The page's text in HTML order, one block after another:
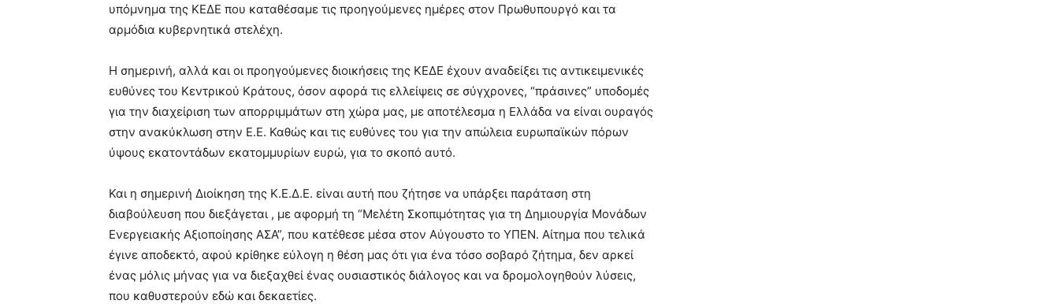
υπόμνημα της ΚΕΔΕ που καταθέσαμε τις προηγούμενες ημέρες στον Πρωθυπουργό και τα
αρμόδια κυβερνητικά στελέχη.
Η σημερινή, αλλά και οι προηγούμενες διοικήσεις της ΚΕΔΕ έχουν αναδείξει τις αντικειμενικές
ευθύνες του Κεντρικού Κράτους, όσον αφορά τις ελλείψεις σε σύγχρονες, “πράσινες” υποδομές
για την διαχείριση των απορριμμάτων στη χώρα μας, με αποτέλεσμα η Ελλάδα να είναι ουραγός
στην ανακύκλωση στην Ε.Ε. Καθώς και τις ευθύνες του για την απώλεια ευρωπαϊκών πόρων
ύψους εκατοντάδων εκατομμυρίων ευρώ, για το σκοπό αυτό.
Και η σημερινή Διοίκηση της Κ.Ε.Δ.Ε. είναι αυτή που ζήτησε να υπάρξει παράταση στη
διαβούλευση που διεξάγεται , με αφορμή τη “Μελέτη Σκοπιμότητας για τη Δημιουργία Μονάδων
Ενεργειακής Αξιοποίησης ΑΣΑ”, που κατέθεσε μέσα στον Αύγουστο το ΥΠΕΝ. Αίτημα που τελικά
έγινε αποδεκτό, αφού κρίθηκε εύλογη η θέση μας ότι για ένα τόσο σοβαρό ζήτημα, δεν αρκεί
ένας μόλις μήνας για να διεξαχθεί ένας ουσιαστικός διάλογος και να δρομολογηθούν λύσεις,
που καθυστερούν εδώ και δεκαετίες.